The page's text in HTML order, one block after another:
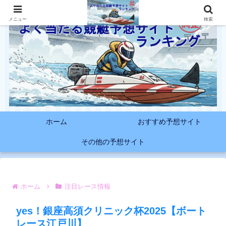
ホーム おすすめ予想サイト
その他の予想サイト
ホーム 注目レース情報
yes！銀座高須クリニック杯2025【ボート
レース江戸川】
メニュー 検索